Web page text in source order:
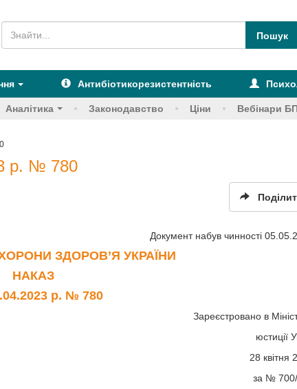
Антибіотикорезистентність
Аналітика Законодавство Ціни Вебінари
р. № 780
Документ набув чинності
ЗДОРОВ’Я УКРАЇНИ
НАКАЗ
р. № 780
Зареєстровано в
юстиції
28 квітня
за №